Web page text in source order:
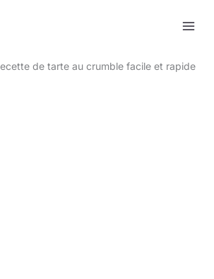
de tarte au crumble facile et rapide